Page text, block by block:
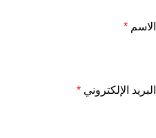
الاسم *
البريد الإلكتروني *